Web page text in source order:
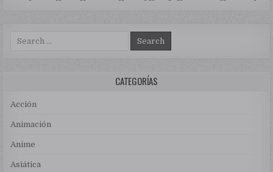
Search for:
CATEGORÍAS
Acción
Animación
Anime
Asiática